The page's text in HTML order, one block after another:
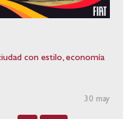
con estilo, economía
30 may